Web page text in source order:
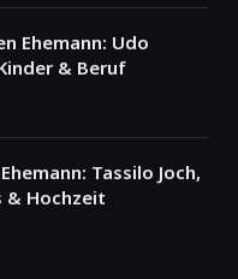
Ehemann: Udo
& Beruf
Tassilo Joch,
& Hochzeit